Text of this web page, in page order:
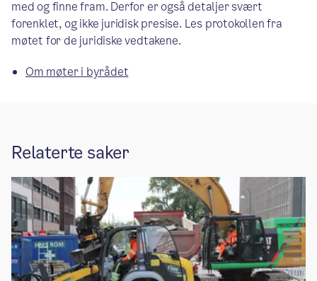
med og finne fram. Derfor er også detaljer svært
forenklet, og ikke juridisk presise. Les protokollen fra
møtet for de juridiske vedtakene.
Om møter i byrådet
Relaterte saker